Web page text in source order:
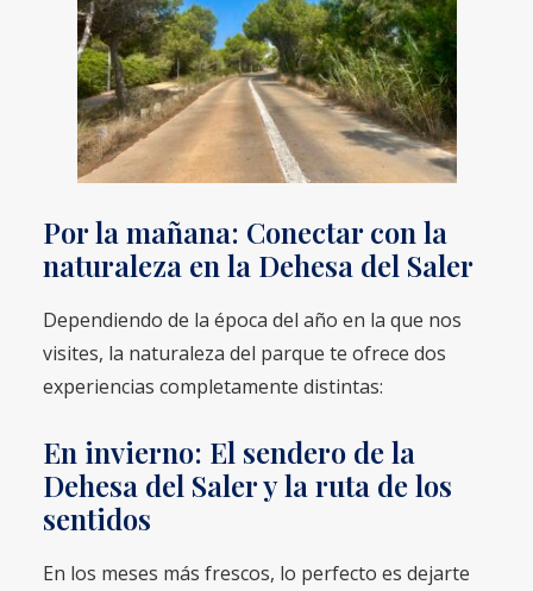
Por la mañana: Conectar con la
naturaleza en la Dehesa del Saler
Dependiendo de la época del año en la que nos
visites, la naturaleza del parque te ofrece dos
experiencias completamente distintas:
En invierno: El sendero de la
Dehesa del Saler y la ruta de los
sentidos
En los meses más frescos, lo perfecto es dejarte